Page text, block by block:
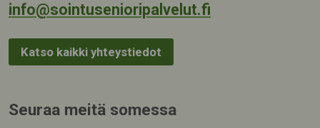
info@sointusenioripalvelut.fi
Katso kaikki yhteystiedot
Seuraa meitä somessa